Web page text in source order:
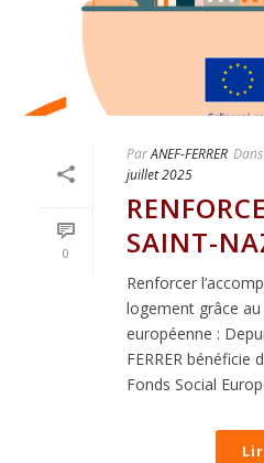
0
ParANEF-FERRER Dans
juillet 2025
SAINT-
Renforcer
logement grâce au
européenne :
FERRER bénéficie
Fonds Social